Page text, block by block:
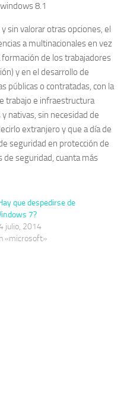
8.1
sin valorar otras opciones, el
a multinacionales en vez
de los trabajadores
y en el desarrollo de
públicas o contratadas, con la
trabajo e infraestructura
nativas, sin necesidad de
extranjero y que a día de
seguridad en protección de
de seguridad, cuanta más
que despedirse de
7?
julio, 2014
«microsoft»